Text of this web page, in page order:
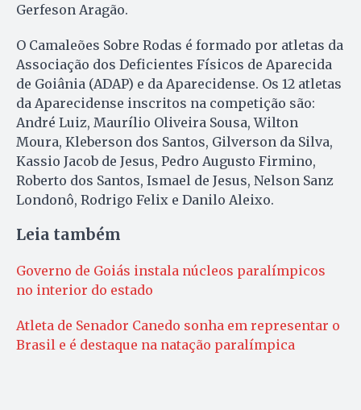
Gerfeson Aragão.
O Camaleões Sobre Rodas é formado por atletas da
Associação dos Deficientes Físicos de Aparecida
de Goiânia (ADAP) e da Aparecidense. Os 12 atletas
da Aparecidense inscritos na competição são:
André Luiz, Maurílio Oliveira Sousa, Wilton
Moura, Kleberson dos Santos, Gilverson da Silva,
Kassio Jacob de Jesus, Pedro Augusto Firmino,
Roberto dos Santos, Ismael de Jesus, Nelson Sanz
Londonô, Rodrigo Felix e Danilo Aleixo.
Leia também
Governo de Goiás instala núcleos paralímpicos
no interior do estado
Atleta de Senador Canedo sonha em representar o
Brasil e é destaque na natação paralímpica